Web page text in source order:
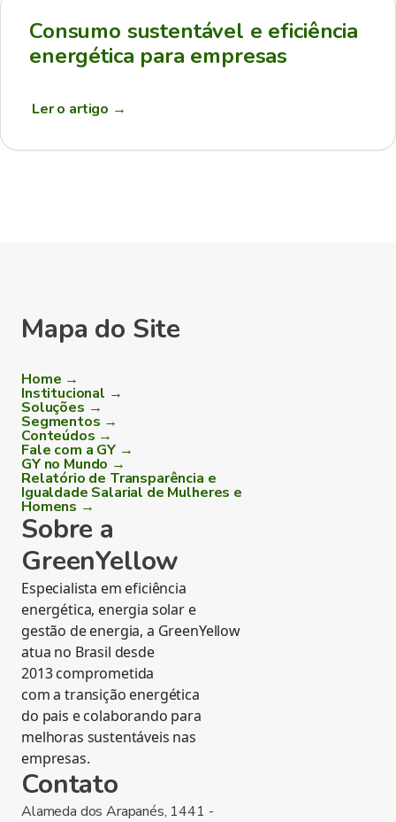
Consumo sustentável e eficiência
energética para empresas
Ler o artigo →
Mapa do Site
Home →
Institucional →
Soluções →
Segmentos →
Conteúdos →
Fale com a GY →
GY no Mundo →
Relatório de Transparência e
Igualdade Salarial de Mulheres e
Homens →
Sobre a
GreenYellow
Especialista em eficiência
energética, energia solar e
gestão de energia, a GreenYellow
atua no Brasil desde
2013 comprometida
com a transição energética
do pais e colaborando para
melhoras sustentáveis nas
empresas.
Contato
Alameda dos Arapanés, 1441 -